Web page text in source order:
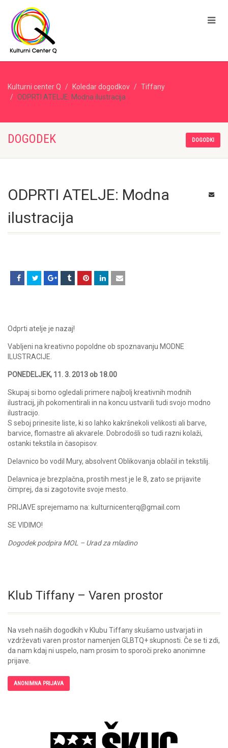
Kulturni center Q Koledar dogodkov
Tiffany
ODPRTI ATELJE: Modna ilustracija
DOGODEK DOGODKI
ODPRTI ATELJE: Modna
ilustracija
Odprti atelje je nazaj!
Vabljeni na kreativno popoldne ob spoznavanju MODNE
ILUSTRACIJE.
PONEDELJEK, 11. 3. 2013 ob 18.00
Skupaj si bomo ogledali primere najbolj kreativnih modnih
ilustracij, jih pokomentirali in na koncu ustvarili tudi svojo modno
ilustracijo.
S seboj prinesite liste, ki so lahko kakršnekoli velikosti ali barve,
barvice, flomastre ali akvarele. Dobrodošli so tudi razni kolaži,
ostanki tekstila in časopisov.
Delavnico bo vodil Mury, absolvent Oblikovanja oblačil in tekstilij.
Delavnica je brezplačna, prostih mest je le 8, zato se prijavite
čimprej, da si zagotovite svoje mesto.
PRIJAVE sprejemamo na: kulturnicenterq@gmail.com
SE VIDIMO!
Dogodek podpira MOL – Urad za mladino
Klub Tiffany – Varen prostor
Na vseh naših dogodkih v Klubu Tiffany skušamo ustvarjati in
vzdrževati varen prostor namenjen GLBTQ+ skupnosti. Če se ti zdi,
da nam kdaj ni uspelo, nam prosim to sporoči preko anonimne
prijave.
ANONIMNA PRIJAVA